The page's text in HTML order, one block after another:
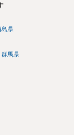
。
島県
群馬県